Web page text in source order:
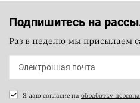
Подпишитесь на
Раз в неделю мы присылаем
Я даю согласие на обработку